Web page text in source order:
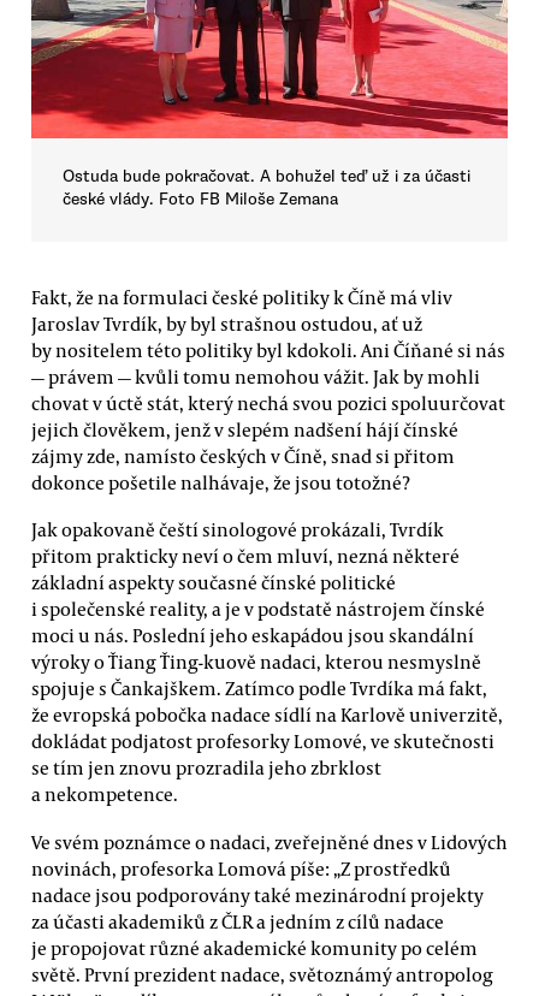
Ostuda bude pokračovat. A bohužel teď už i za účasti
české vlády. Foto FB Miloše Zemana
Fakt, že na formulaci české politiky k Číně má vliv
Jaroslav Tvrdík, by byl strašnou ostudou, ať už
by nositelem této politiky byl kdokoli. Ani Číňané si nás
— právem — kvůli tomu nemohou vážit. Jak by mohli
chovat v úctě stát, který nechá svou pozici spoluurčovat
jejich člověkem, jenž v slepém nadšení hájí čínské
zájmy zde, namísto českých v Číně, snad si přitom
dokonce pošetile nalhávaje, že jsou totožné?
Jak opakovaně čeští sinologové prokázali, Tvrdík
přitom prakticky neví o čem mluví, nezná některé
základní aspekty současné čínské politické
i společenské reality, a je v podstatě nástrojem čínské
moci u nás. Poslední jeho eskapádou jsou skandální
výroky o Ťiang Ťing-kuově nadaci, kterou nesmyslně
spojuje s Čankajškem. Zatímco podle Tvrdíka má fakt,
že evropská pobočka nadace sídlí na Karlově univerzitě,
dokládat podjatost profesorky Lomové, ve skutečnosti
se tím jen znovu prozradila jeho zbrklost
a nekompetence.
Ve svém poznámce o nadaci, zveřejněné dnes v Lidových
novinách, profesorka Lomová píše: „Z prostředků
nadace jsou podporovány také mezinárodní projekty
za účasti akademiků z ČLR a jedním z cílů nadace
je propojovat různé akademické komunity po celém
světě. První prezident nadace, světoznámý antropolog